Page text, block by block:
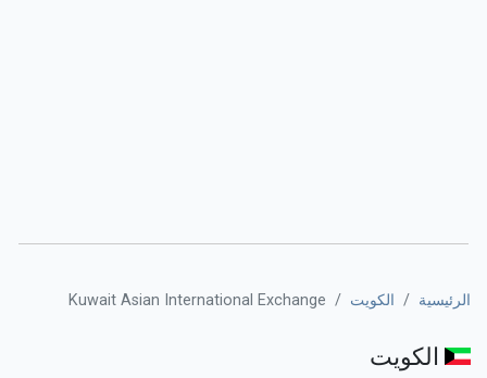
الرئيسية الكويت Kuwait Asian International Exchange
الكويت